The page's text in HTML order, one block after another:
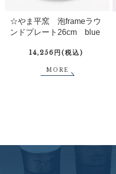
☆やま平窯 泡frameラウ
ンドプレート26cm blue
14,256円(税込)
MORE